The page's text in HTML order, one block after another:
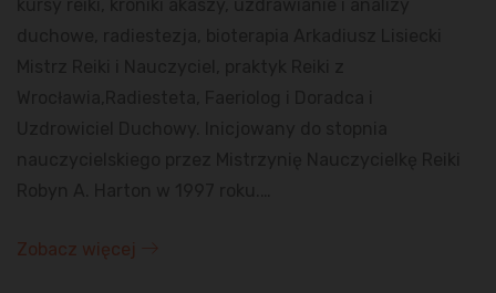
Zobacz więcej